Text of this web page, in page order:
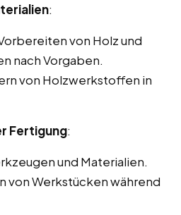
:
von Holz und
nach Vorgaben.
von Holzwerkstoffen in
Fertigung:
und Materialien.
von Werkstücken während